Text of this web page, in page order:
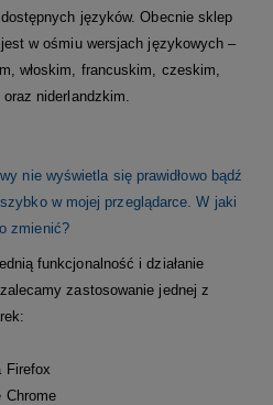
języków. Obecnie sklep
w ośmiu wersjach językowych –
włoskim, francuskim, czeskim,
niderlandzkim.
nie wyświetla się prawidłowo bądź
w mojej przeglądarce. W jaki
zmienić?
funkcjonalność i działanie
zastosowanie jednej z
Firefox
Chrome